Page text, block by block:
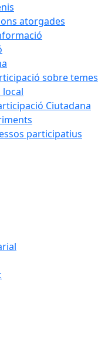
atorgades
sobre temes
Ciutadana
participatius